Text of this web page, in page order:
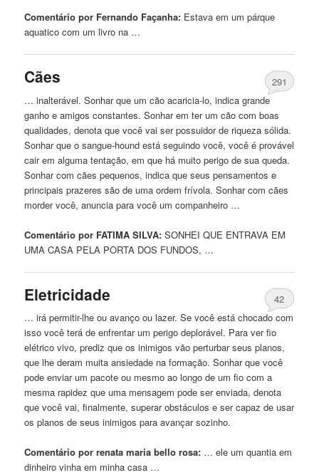
Comentário por Fernando Façanha: Estavaem um párque
aquatico com um livro na …
Cães
291
… inalterável. Sonhar que um cão acaricia-lo, indica grande
ganho e amigos constantes. Sonharem ter um cão com boas
qualidades, denota que você vai ser possuidor de riqueza sólida.
Sonhar que o sangue-hound está seguindo você, você é provável
cairem alguma tentação,em que há muitoperigo de sua queda.
Sonhar com cães pequenos, indica que seus pensamentos e
principais prazeres são de uma ordem frívola. Sonhar com cães
morder você, anuncia para você um companheiro …
Comentário por FATIMA SILVA: SONHEI QUE ENTRAVA EM
UMA CASA PELA PORTA DOS FUNDOS, …
Eletricidade
42
… irá permitir-lhe ou avanço ou lazer. Se você está chocado com
isso você terá de enfrentar umperigo deplorável. Para ver fio
elétrico vivo, prediz que os inimigos vão perturbar seus planos,
que lhe deram muita ansiedade na formação. Sonhar que você
pode enviar um pacote ou mesmo ao longo de um fio com a
mesma rapidez que uma mensagem pode ser enviada, denota
que você vai, finalmente, superar obstáculos e ser capaz de usar
os planos de seus inimigos para avançar sozinho.
Comentário por renata maria bello rosa: … ele um quantiaem
dinheiro vinhaem minha casa …